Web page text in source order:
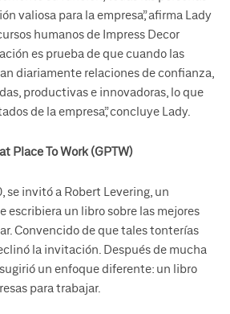
valiosa para la empresa”, afirma Lady
humanos de Impress Decor
es prueba de que cuando las
diariamente relaciones de confianza,
productivas e innovadoras, lo que
de la empresa”, concluye Lady.
Place To Work (GPTW)
se invitó a Robert Levering, un
escribiera un libro sobre las mejores
Convencido de que tales tonterías
la invitación. Después de mucha
un enfoque diferente: un libro
para trabajar.